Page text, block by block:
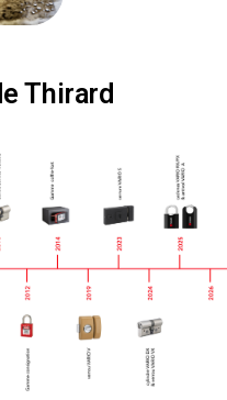
Thirard